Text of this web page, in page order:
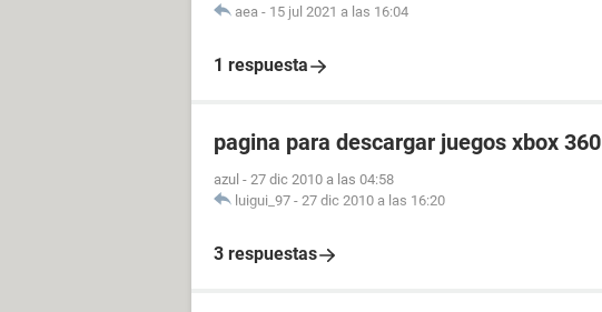
aea - 15 jul 2021 a las 16:04
1 respuesta
pagina para descargar juegos xbox 360
azul - 27 dic 2010 a las 04:58
luigui_97 - 27 dic 2010 a las 16:20
3 respuestas